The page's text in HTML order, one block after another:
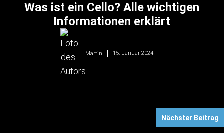
Was ist ein Cello? Alle wichtigen
Informationen erklärt
Martin 15. Januar 2024
Nächster Beitrag